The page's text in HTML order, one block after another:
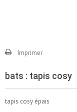
Imprimer
bats : tapis cosy
tapis cosy épais